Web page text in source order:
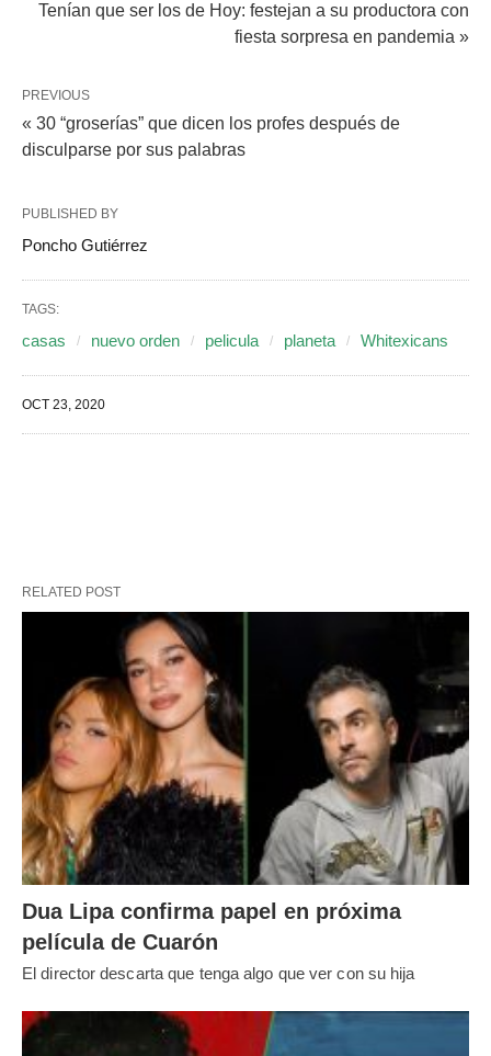
Tenían que ser los de Hoy: festejan a su productora con
fiesta sorpresa en pandemia »
PREVIOUS
« 30 “groserías” que dicen los profes después de
disculparse por sus palabras
PUBLISHED BY
Poncho Gutiérrez
TAGS:
casas nuevo orden pelicula planeta Whitexicans
OCT 23, 2020
RELATED POST
Dua Lipa confirma papel en próxima
película de Cuarón
El director descarta que tenga algo que ver con su hija